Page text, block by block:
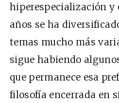
hiperespecialización y
años se ha
temas mucho más
sigue habiendo
que permanece esa
filosofía encerrada en